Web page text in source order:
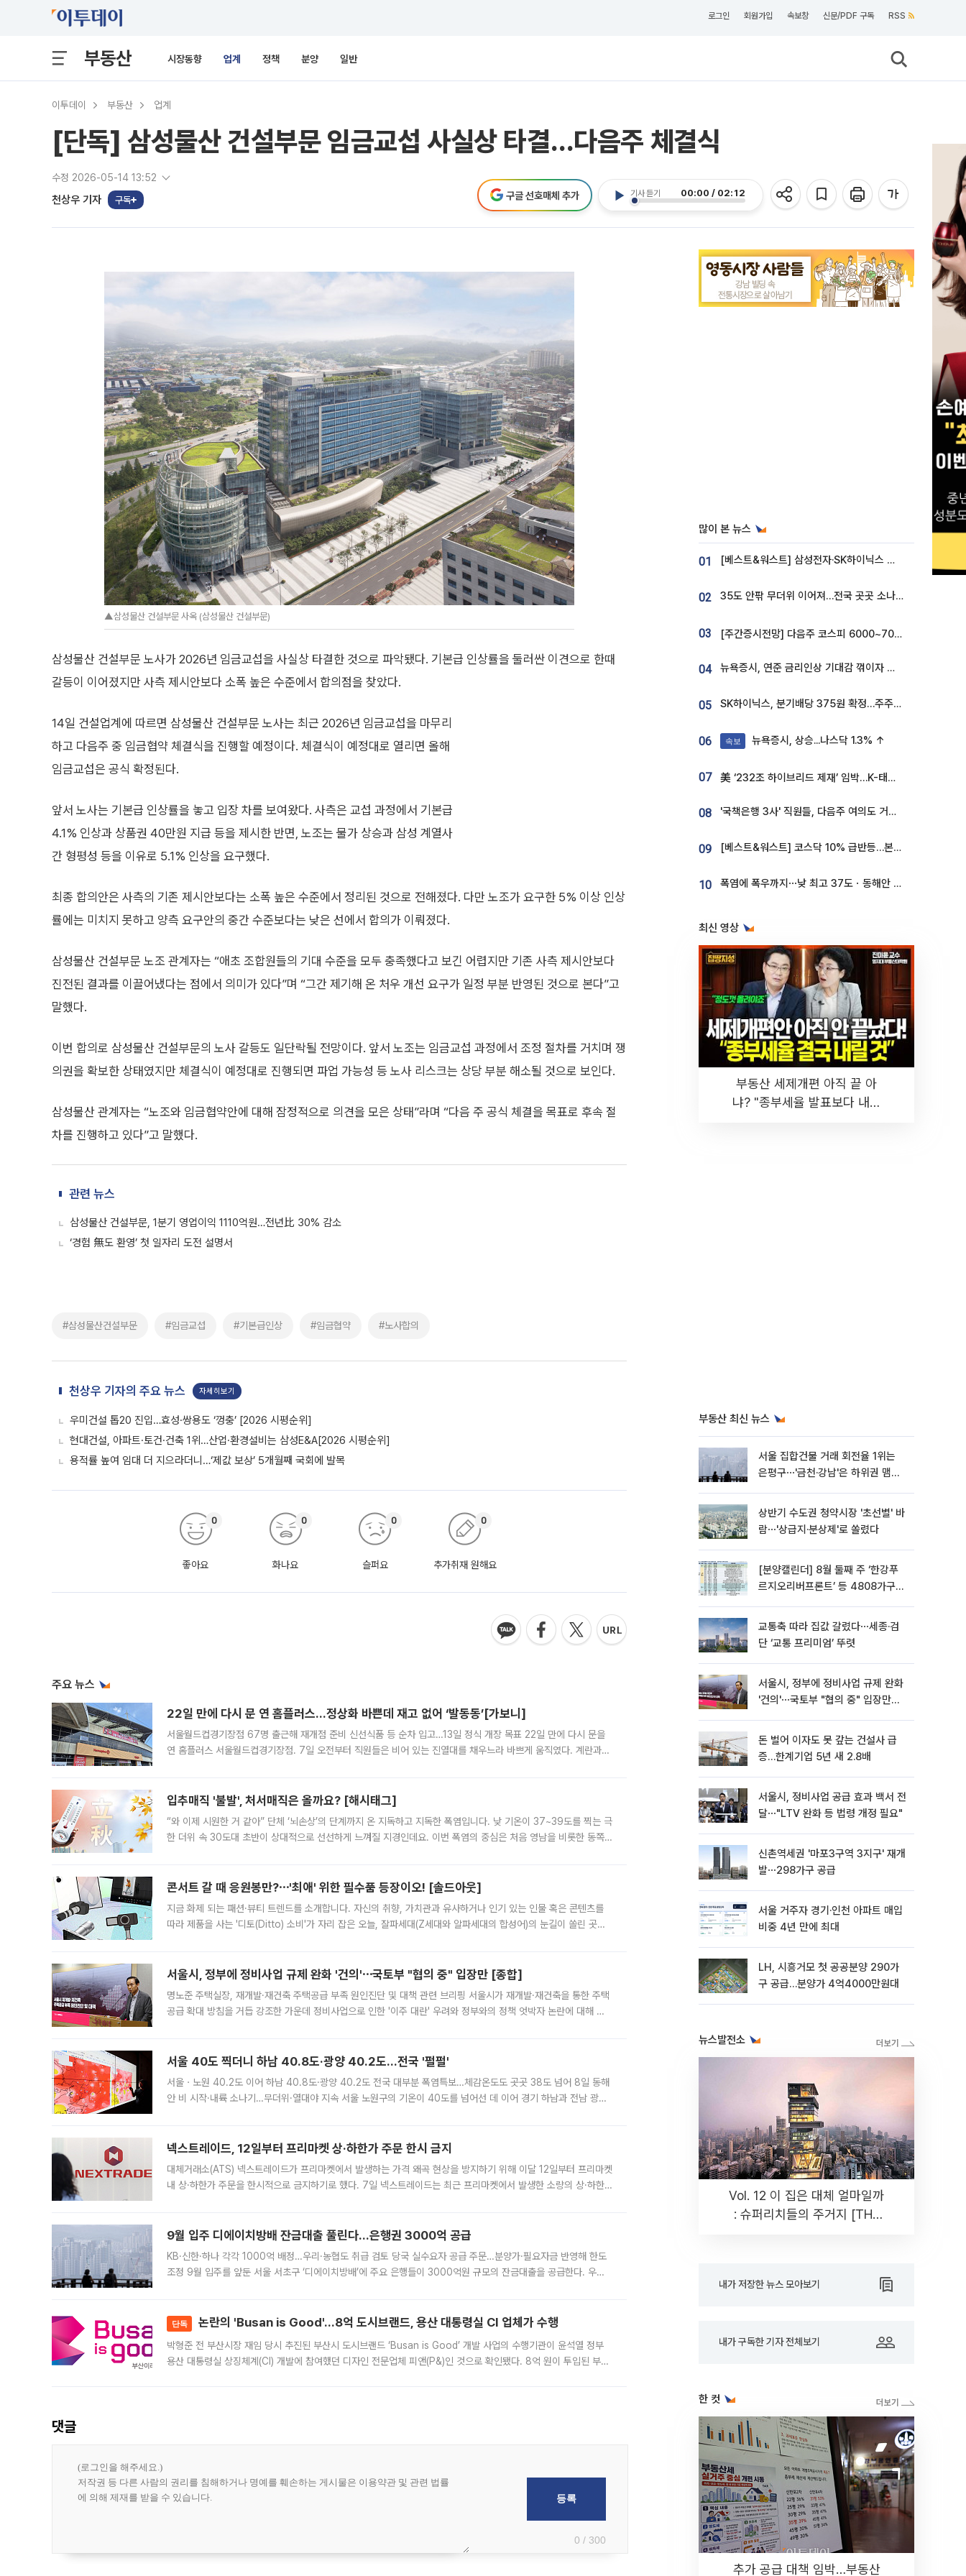
로그인 회원가입 속보창 신문/PDF 구독 RSS
부동산 시장동향 업계 정책 분양 일반
이투데이 부동산 업계
[단독] 삼성물산 건설부문 임금교섭 사실상 타결…다음주 체결식
수정 2026-05-14 13:52
천상우 기자 구독
기사 듣기 00:00 / 02:12
구글 선호매체 추가
▲삼성물산 건설부문 사옥 (삼성물산 건설부문)
삼성물산 건설부문 노사가 2026년 임금교섭을 사실상 타결한 것으로 파악됐다. 기본급 인상률을 둘러싼 이견으로 한때
갈등이 이어졌지만 사측 제시안보다 소폭 높은 수준에서 합의점을 찾았다.
14일 건설업계에 따르면 삼성물산 건설부문 노사는 최근 2026년 임금교섭을 마무리
하고 다음주 중 임금협약 체결식을 진행할 예정이다. 체결식이 예정대로 열리면 올해
임금교섭은 공식 확정된다.
앞서 노사는 기본급 인상률을 놓고 입장 차를 보여왔다. 사측은 교섭 과정에서 기본급
4.1% 인상과 상품권 40만원 지급 등을 제시한 반면, 노조는 물가 상승과 삼성 계열사
간 형평성 등을 이유로 5.1% 인상을 요구했다.
최종 합의안은 사측의 기존 제시안보다는 소폭 높은 수준에서 정리된 것으로 전해졌다. 다만 노조가 요구한 5% 이상 인상
률에는 미치지 못하고 양측 요구안의 중간 수준보다는 낮은 선에서 합의가 이뤄졌다.
삼성물산 건설부문 노조 관계자는 “애초 조합원들의 기대 수준을 모두 충족했다고 보긴 어렵지만 기존 사측 제시안보다
진전된 결과를 이끌어냈다는 점에서 의미가 있다”며 “그간 제기해 온 처우 개선 요구가 일정 부분 반영된 것으로 본다”고
말했다.
이번 합의로 삼성물산 건설부문의 노사 갈등도 일단락될 전망이다. 앞서 노조는 임금교섭 과정에서 조정 절차를 거치며 쟁
의권을 확보한 상태였지만 체결식이 예정대로 진행되면 파업 가능성 등 노사 리스크는 상당 부분 해소될 것으로 보인다.
삼성물산 관계자는 “노조와 임금협약안에 대해 잠정적으로 의견을 모은 상태”라며 “다음 주 공식 체결을 목표로 후속 절
차를 진행하고 있다”고 말했다.
관련 뉴스
삼성물산 건설부문, 1분기 영업이익 1110억원…전년比 30% 감소
‘경험 無도 환영’ 첫 일자리 도전 설명서
#삼성물산건설부문 #임금교섭 #기본급인상 #임금협약 #노사합의
천상우 기자의 주요 뉴스 자세히보기
우미건설 톱20 진입…효성·쌍용도 ‘껑충’ [2026 시평순위]
현대건설, 아파트·토건·건축 1위…산업·환경설비는 삼성E&A[2026 시평순위]
용적률 높여 임대 더 지으라더니…‘제값 보상’ 5개월째 국회에 발목
좋아요
0
화나요
0
슬퍼요
0
추가취재 원해요
0
주요 뉴스
22일 만에 다시 문 연 홈플러스…정상화 바쁜데 재고 없어 ‘발동동’[가보니]
서울월드컵경기장점 67명 출근해 재개점 준비 신선식품 등 순차 입고…13일 정식 개장 목표 22일 만에 다시 문을
연 홈플러스 서울월드컵경기장점. 7일 오전부터 직원들은 비어 있는 진열대를 채우느라 바쁘게 움직였다. 계란과
입추매직 '불발', 처서매직은 올까요? [해시태그]
“와 이제 시원한 거 같아” 단체 ‘뇌손상’의 단계까지 온 지독하고 지독한 폭염입니다. 낮 기온이 37~39도를 찍는 극
한 더위 속 30도대 초반이 상대적으로 선선하게 느껴질 지경인데요. 이번 폭염의 중심은 처음 영남을 비롯한 동쪽
콘서트 갈 때 응원봉만?⋯'최애' 위한 필수품 등장이오! [솔드아웃]
지금 화제 되는 패션·뷰티 트렌드를 소개합니다. 자신의 취향, 가치관과 유사하거나 인기 있는 인물 혹은 콘텐츠를
따라 제품을 사는 '디토(Ditto) 소비'가 자리 잡은 오늘, 잘파세대(Z세대와 알파세대의 합성어)의 눈길이 쏠린 곳은
서울시, 정부에 정비사업 규제 완화 '건의'⋯국토부 "협의 중" 입장만 [종합]
명노준 주택실장, 재개발·재건축 주택공급 부족 원인진단 및 대책 관련 브리핑 서울시가 재개발·재건축을 통한 주택
공급 확대 방침을 거듭 강조한 가운데 정비사업으로 인한 '이주 대란' 우려와 정부와의 정책 엇박자 논란에 대해 정
서울 40도 찍더니 하남 40.8도·광양 40.2도…전국 '펄펄'
서울ㆍ노원 40.2도 이어 하남 40.8도·광양 40.2도 전국 대부분 폭염특보…체감온도도 곳곳 38도 넘어 8일 동해
안 비 시작·내륙 소나기…무더위·열대야 지속 서울 노원구의 기온이 40도를 넘어선 데 이어 경기 하남과 전남 광양
넥스트레이드, 12일부터 프리마켓 상·하한가 주문 한시 금지
대체거래소(ATS) 넥스트레이드가 프리마켓에서 발생하는 가격 왜곡 현상을 방지하기 위해 이달 12일부터 프리마켓
내 상·하한가 주문을 한시적으로 금지하기로 했다. 7일 넥스트레이드는 최근 프리마켓에서 발생한 소량의 상·하한
9월 입주 디에이치방배 잔금대출 풀린다…은행권 3000억 공급
KB·신한·하나 각각 1000억 배정…우리·농협도 취급 검토 당국 실수요자 공급 주문…분양가·필요자금 반영해 한도
조정 9월 입주를 앞둔 서울 서초구 ‘디에이치방배’에 주요 은행들이 3000억원 규모의 잔금대출을 공급한다. 우리
단독 논란의 'Busan is Good'…8억 도시브랜드, 용산 대통령실 CI 업체가 수행
박형준 전 부산시장 재임 당시 추진된 부산시 도시브랜드 ‘Busan is Good’ 개발 사업의 수행기관이 윤석열 정부
용산 대통령실 상징체계(CI) 개발에 참여했던 디자인 전문업체 피앤(P&)인 것으로 확인됐다. 8억 원이 투입된 부산
댓글
0 / 300
많이 본 뉴스
01 [베스트&워스트] 삼성전자·SK하이닉스 밀린 한 주…상상인증권은 85% 급등
02 35도 안팎 무더위 이어져…전국 곳곳 소나기 [오늘 날씨]
03 [주간증시전망] 다음주 코스피 6000~7000⋯“外人 수급은 정책이 변수”
04 뉴욕증시, 연준 금리인상 기대감 꺾이자 상승...S&P500 사상 최고치 [종합]
05 SK하이닉스, 분기배당 375원 확정…주주환원책 9월로 앞당겨 발표
06 속보 뉴욕증시, 상승...나스닥 1.3% ↑
07 美 ‘232조 하이브리드 제재’ 임박…K-태양광, 불확실성 털고 날개 다나
08 '국책은행 3사' 직원들, 다음주 여의도 거리 나서는 까닭은
09 [베스트&워스트] 코스닥 10% 급반등…본느, 최대주주 변경 기대에 270% 폭등
10 폭염에 폭우까지⋯낮 최고 37도ㆍ동해안 강한 비 [날씨]
최신 영상
부동산 세제개편 아직 끝 아
냐? "종부세율 발표보다 내릴
부동산 최신 뉴스
서울 집합건물 거래 회전율 1위는
은평구⋯'금천·강남'은 하위권 맴돌
상반기 수도권 청약시장 '초선별' 바
람⋯'상급지·분상제'로 쏠렸다
[분양캘린더] 8월 둘째 주 ‘한강푸
르지오리버프론트’ 등 4808가구
교통축 따라 집값 갈렸다⋯세종·검
단 ‘교통 프리미엄’ 뚜렷
서울시, 정부에 정비사업 규제 완화
'건의'⋯국토부 "협의 중" 입장만
돈 벌어 이자도 못 갚는 건설사 급
증…한계기업 5년 새 2.8배
서울시, 정비사업 공급 효과 백서 전
달⋯"LTV 완화 등 법령 개정 필요"
신촌역세권 '마포3구역 3지구' 재개
발⋯298가구 공급
서울 거주자 경기·인천 아파트 매입
비중 4년 만에 최대
LH, 시흥거모 첫 공공분양 290가
구 공급…분양가 4억4000만원대
뉴스발전소
Vol. 12 이 집은 대체 얼마일까
: 슈퍼리치들의 주거지 [THE
내가 저장한 뉴스 모아보기
내가 구독한 기자 전체보기
한 컷
추가 공급 대책 임박…부동산